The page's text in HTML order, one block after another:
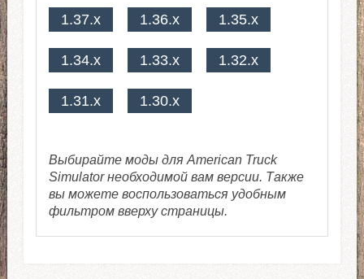
1.37.x 1.36.x 1.35.x
1.34.x 1.33.x 1.32.x
1.31.x 1.30.x
Выбирайте моды для American Truck
Simulator необходимой вам версии. Также
вы можете воспользоваться удобным
фильтром вверху страницы.